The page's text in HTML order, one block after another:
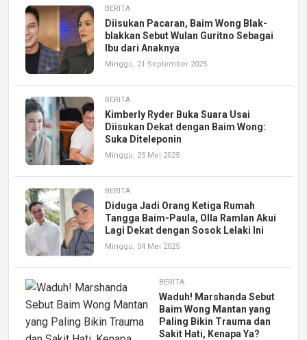
BERITA
Diisukan Pacaran, Baim Wong Blak-
blakkan Sebut Wulan Guritno Sebagai
Ibu dari Anaknya
Minggu, 21 September 2025
BERITA
Kimberly Ryder Buka Suara Usai
Diisukan Dekat dengan Baim Wong:
Suka Diteleponin
Minggu, 25 Mei 2025
BERITA
Diduga Jadi Orang Ketiga Rumah
Tangga Baim-Paula, Olla Ramlan Akui
Lagi Dekat dengan Sosok Lelaki Ini
Minggu, 04 Mei 2025
BERITA
Waduh! Marshanda Sebut
Baim Wong Mantan yang
Paling Bikin Trauma dan
Sakit Hati, Kenapa Ya?